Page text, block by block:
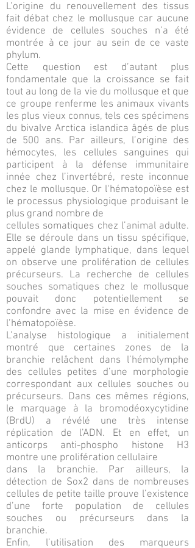
L’origine du renouvellement des tissus
fait débat chez le mollusque car aucune
évidence de cellules souches n’a été
montrée à ce jour au sein de ce vaste
phylum.
Cette question est d’autant plus
fondamentale que la croissance se fait
tout au long de la vie du mollusque et que
ce groupe renferme les animaux vivants
les plus vieux connus, tels ces spécimens
du bivalve Arctica islandica âgés de plus
de 500 ans. Par ailleurs, l’origine des
hémocytes, les cellules sanguines qui
participent à la défense immunitaire
innée chez l’invertébré, reste inconnue
chez le mollusque. Or l‘hématopoïèse est
le processus physiologique produisant le
plus grand nombre de
cellules somatiques chez l’animal adulte.
Elle se déroule dans un tissu spécifique,
appelé glande lymphatique, dans lequel
on observe une prolifération de cellules
précurseurs. La recherche de cellules
souches somatiques chez le mollusque
pouvait donc potentiellement se
confondre avec la mise en évidence de
l’hématopoïèse.
L’analyse histologique a initialement
montré que certaines zones de la
branchie relâchent dans l’hémolymphe
des cellules petites d’une morphologie
correspondant aux cellules souches ou
précurseurs. Dans ces mêmes régions,
le marquage à la bromodéoxycytidine
(BrdU) a révélé une très intense
réplication de l’ADN. Et en effet, un
anticorps anti-phospho histone H3
montre une prolifération cellulaire
dans la branchie. Par ailleurs, la
détection de Sox2 dans de nombreuses
cellules de petite taille prouve l’existence
d’une forte population de cellules
souches ou précurseurs dans la
branchie.
Enfin, l’utilisation des marqueurs